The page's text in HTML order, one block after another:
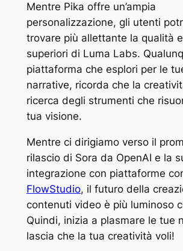
Mentre Pika offre un’ampia
personalizzazione, gli utenti
trovare più allettante la qualità
superiori di Luma Labs.
piattaforma che esplori per le
narrative, ricorda che la
ricerca degli strumenti che
tua visione.
Mentre ci dirigiamo verso il
rilascio di Sora da OpenAI e la
integrazione con piattaforme
FlowStudio, il futuro della
contenuti video è più luminoso
Quindi, inizia a plasmare le tue
lascia che la tua creatività voli!